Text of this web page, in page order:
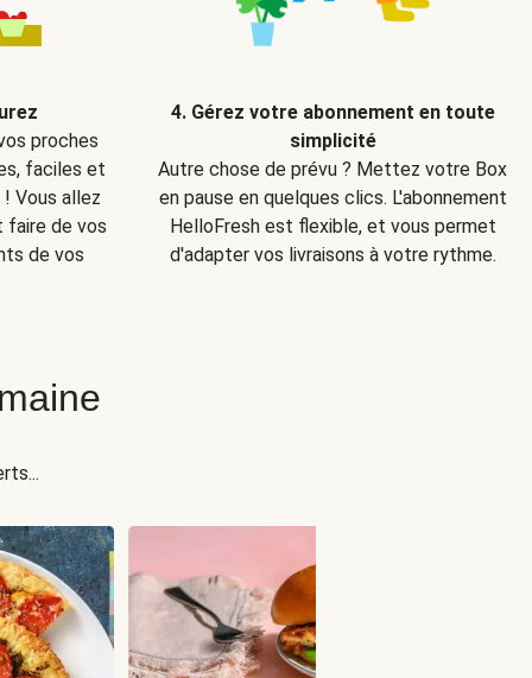
proches
faciles et
Vous allez
faire de vos
de vos
4. Gérez votre abonnement en toute
simplicité
Autre chose de prévu ? Mettez votre Box
en pause en quelques clics. L'abonnement
HelloFresh est flexible, et vous permet
d'adapter vos livraisons à votre rythme.